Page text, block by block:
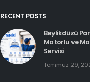
RECENT POSTS
Beylikdüzü
Motorlu ve
Servisi
Temmuz 29,